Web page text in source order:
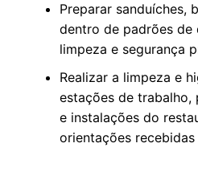
Preparar sanduíches,
dentro de padrões de
limpeza e segurança
Realizar a limpeza e
estações de trabalho,
e instalações do
orientações